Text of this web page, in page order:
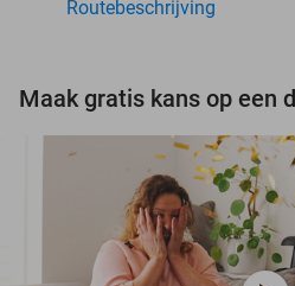
Routebeschrijving